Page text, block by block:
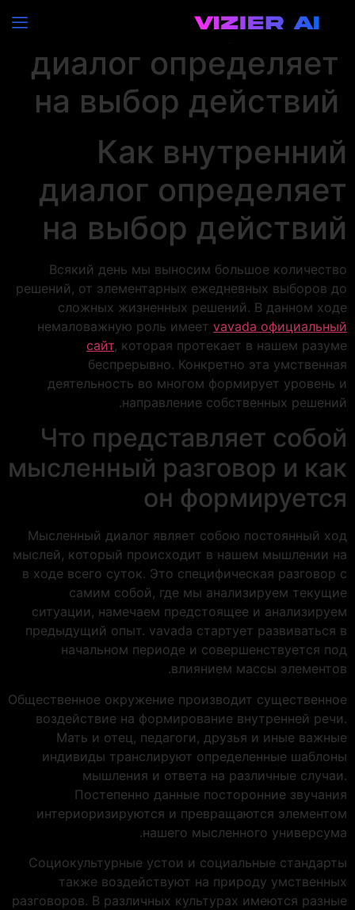
Как внутренний
диалог определяет
на выбор действий
Как внутренний
диалог определяет
на выбор действий
Всякий день мы выносим большое количество
решений, от элементарных ежедневных выборов до
сложных жизненных решений. В данном ходе
немаловажную роль имеет vavada официальный
сайт, которая протекает в нашем разуме
беспрерывно. Конкретно эта умственная
деятельность во многом формирует уровень и
направление собственных решений.
Что представляет собой
мысленный разговор и как
он формируется
Мысленный диалог являет собою постоянный ход
мыслей, который происходит в нашем мышлении на
в ходе всего суток. Это специфическая разговор с
самим собой, где мы анализируем текущие
ситуации, намечаем предстоящее и анализируем
предыдущий опыт. vavada стартует развиваться в
начальном периоде и совершенствуется под
влиянием массы элементов.
Общественное окружение производит существенное
воздействие на формирование внутренней речи.
Мать и отец, педагоги, друзья и иные важные
индивиды транслируют определенные шаблоны
мышления и ответа на различные случаи.
Постепенно данные посторонние звучания
интериоризируются и превращаются элементом
нашего мысленного универсума.
Социокультурные устои и социальные стандарты
также воздействуют на природу умственных
разговоров. В различных культурах имеются разные